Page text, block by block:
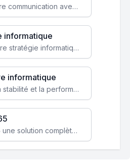
Simplifiez votre communication avec une solution VoIP flexible, économique et adaptée à vos besoins professionnels.
informatique
Optimisez votre stratégie informatique avec l'expertise de nos consultants pour améliorer votre efficacité et sécurité.
informatique
Garantissez la stabilité et la performance de votre entreprise avec une infrastructure IT sécurisée et évolutive.
Microsoft 365 une solution complète qui booste votre productivité, renforce la sécurité de vos données et facilite la collaboration.